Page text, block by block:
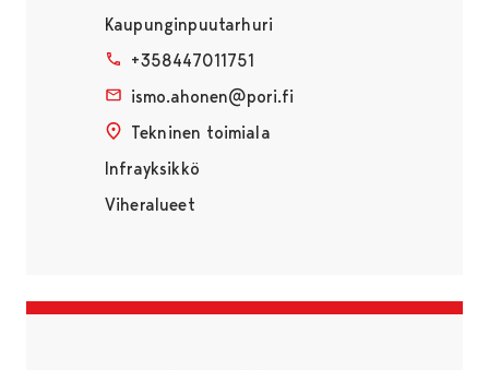
Kaupunginpuutarhuri
+358447011751
ismo.ahonen@pori.fi
Tekninen toimiala
Infrayksikkö
Viheralueet